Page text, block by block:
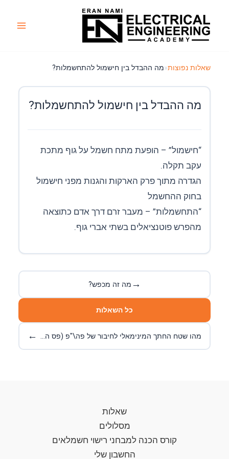
שאלות נפוצות«מה ההבדל בין חישמול להתחשמלות?
מה ההבדל בין חישמול להתחשמלות?
“חישמול” – הופעת מתח חשמל על גוף מתכת
עקב תקלה.
הגדרה מתוך פרק הארקות והגנות מפני חישמול
בחוק ההחשמל
“התחשמלות” – מעבר זרם דרך אדם כתוצאה
מהפרש פוטנציאלים בשתי אברי גוף.
→ מה זה מכפש?
כל השאלות
מהו שטח החתך המינימאלי לחיבור של פה\"פ (פס השוואת פוטנציאלים) משני ←
שאלות
מסלולים
קורס הכנה למבחני רישוי חשמלאים
החשבון שלי